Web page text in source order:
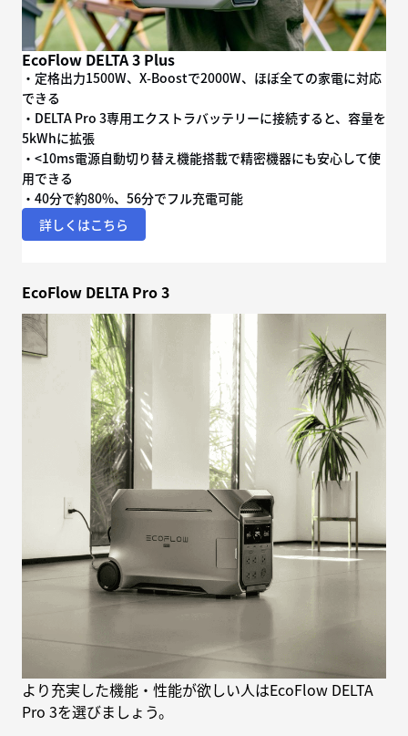
EcoFlow DELTA 3 Plus
・定格出力1500W、X-Boostで2000W、ほぼ全ての家電に対応
できる
・DELTA Pro 3専用エクストラバッテリーに接続すると、容量を
5kWhに拡張
・<10ms電源自動切り替え機能搭載で精密機器にも安心して使
用できる
・40分で約80%、56分でフル充電可能
詳しくはこちら
EcoFlow DELTA Pro 3
より充実した機能・性能が欲しい人はEcoFlow DELTA
Pro 3を選びましょう。